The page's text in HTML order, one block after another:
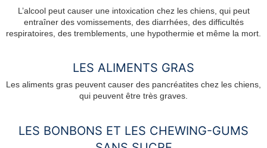
L’alcool peut causer une intoxication chez les chiens, qui peut
entraîner des vomissements, des diarrhées, des difficultés
respiratoires, des tremblements, une hypothermie et même la mort.
LES ALIMENTS GRAS
Les aliments gras peuvent causer des pancréatites chez les chiens,
qui peuvent être très graves.
LES BONBONS ET LES CHEWING-GUMS